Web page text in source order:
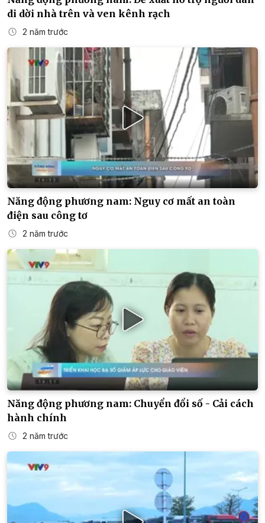
di dời nhà trên và ven kênh rạch
2 năm trước
Năng động phương nam: Nguy cơ mất an toàn
điện sau công tơ
2 năm trước
Năng động phương nam: Chuyển đổi số - Cải cách
hành chính
2 năm trước